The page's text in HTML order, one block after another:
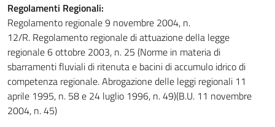
Regolamenti Regionali:
Regolamento regionale 9 novembre 2004, n.
12/R. Regolamento regionale di attuazione della legge
regionale 6 ottobre 2003, n. 25 (Norme in materia di
sbarramenti fluviali di ritenuta e bacini di accumulo idrico di
competenza regionale. Abrogazione delle leggi regionali 11
aprile 1995, n. 58 e 24 luglio 1996, n. 49)(B.U. 11 novembre
2004, n. 45)